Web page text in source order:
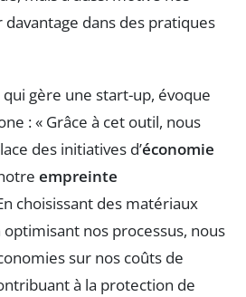
davantage dans des pratiques
gère une start-up, évoque
: « Grâce à cet outil, nous
des initiatives d’économie
empreinte
choisissant des matériaux
nos processus, nous
sur nos coûts de
à la protection de